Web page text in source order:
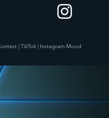
| TikTok | Instagram Mood